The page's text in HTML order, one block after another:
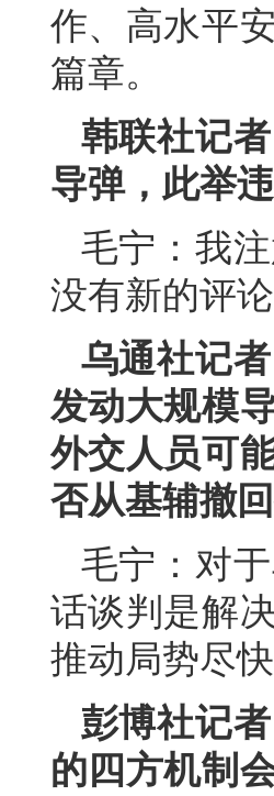
作、高水平
篇章。
韩联社记
导弹，此举
毛宁：我
没有新的评论
乌通社记
发动大规模
外交人员可
否从基辅撤
毛宁：对
话谈判是解
推动局势尽
彭博社记
的四方机制